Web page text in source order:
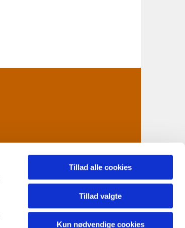
Tillad alle cookies
Tillad valgte
Kun nødvendige cookies